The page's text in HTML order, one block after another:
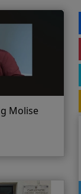
Molise